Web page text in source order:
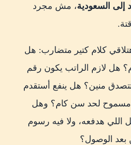
والتصديق
الزواج حتى لو مميكنة؟
مسجل رسميًا؟
الزوجة والأولاد
إلى السعودية، مش مجرد
كلام كتير متضارب: هل
هل لازم الراتب يكون رقم
منين؟ هل ينفع أستقدم
مسموح لحد سن كام؟ وهل
اللي هدفعه، ولا فيه رسوم
بعد الوصول؟